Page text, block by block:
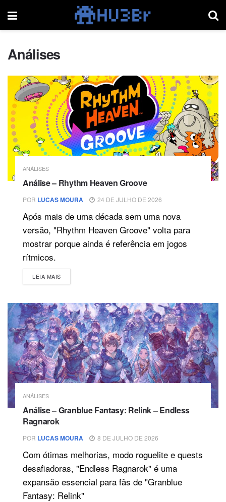
Análises
ANÁLISES
Análise – Rhythm Heaven Groove
POR LUCAS MOURA 24 DE JULHO DE 2026
Após mais de uma década sem uma nova
versão, "Rhythm Heaven Groove" volta para
mostrar porque ainda é referência em jogos
rítmicos.
LEIA MAISDETAILS
ANÁLISES
Análise – Granblue Fantasy: Relink – Endless
Ragnarok
POR LUCAS MOURA 8 DE JULHO DE 2026
Com ótimas melhorias, modo roguelite e quests
desafiadoras, "Endless Ragnarok" é uma
expansão essencial para fãs de "Granblue
Fantasy: Relink"